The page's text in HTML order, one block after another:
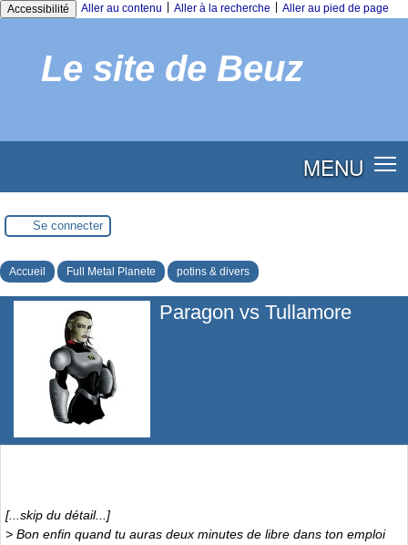
Accessibilité Aller au contenu Aller à la recherche Aller au pied de page
Le site de Beuz
MENU
Se connecter
Accueil Full Metal Planete potins & divers
Paragon vs Tullamore
[...skip du détail...]
> Bon enfin quand tu auras deux minutes de libre dans ton emploi